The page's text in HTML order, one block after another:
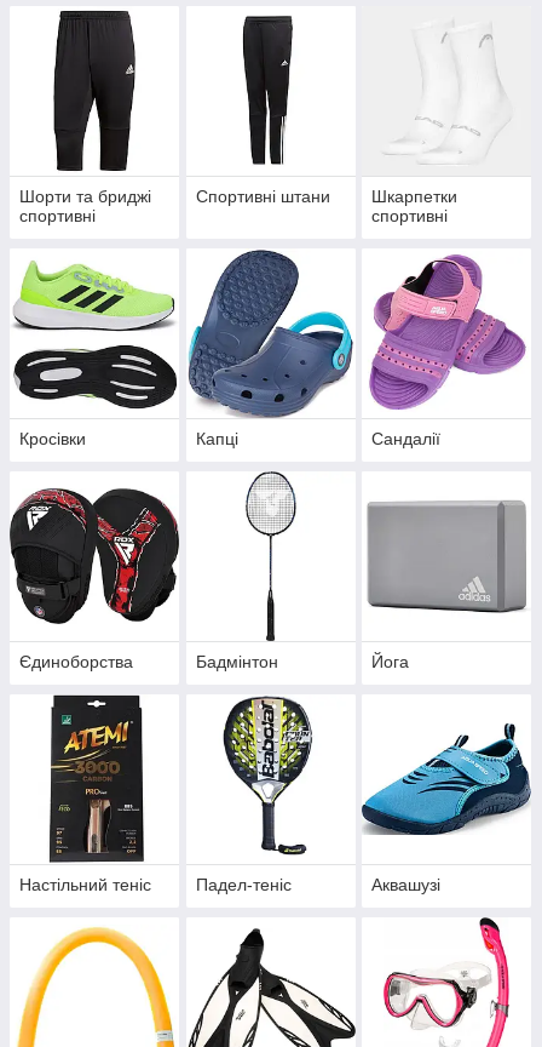
Шорти та бриджі
спортивні
Спортивні штани
Шкарпетки
спортивні
Кросівки Капці Сандалії
Єдиноборства Бадмінтон Йога
Настільний теніс Падел-теніс Аквашузі